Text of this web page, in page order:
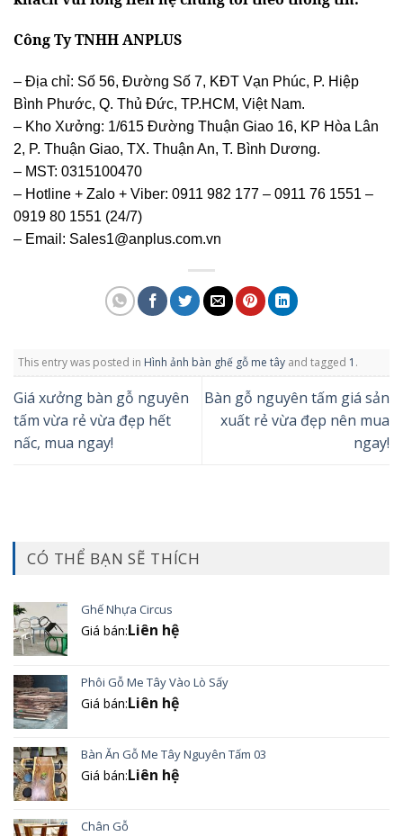
Công Ty TNHH ANPLUS
– Địa chỉ: Số 56, Đường Số 7, KĐT Vạn Phúc, P. Hiệp
Bình Phước, Q. Thủ Đức, TP.HCM, Việt Nam.
– Kho Xưởng: 1/615 Đường Thuận Giao 16, KP Hòa Lân
2, P. Thuận Giao, TX. Thuận An, T. Bình Dương.
– MST: 0315100470
– Hotline + Zalo + Viber: 0911 982 177 – 0911 76 1551 –
0919 80 1551 (24/7)
– Email: Sales1@anplus.com.vn
This entry was posted in Hình ảnh bàn ghế gỗ me tây and tagged 1 .
Giá xưởng bàn gỗ nguyên
tấm vừa rẻ vừa đẹp hết
nấc, mua ngay!
Bàn gỗ nguyên tấm giá sản
xuất rẻ vừa đẹp nên mua
ngay!
CÓ THỂ BẠN SẼ THÍCH
Ghế Nhựa Circus
Giá bán:Liên hệ
Phôi Gỗ Me Tây Vào Lò Sấy
Giá bán:Liên hệ
Bàn Ăn Gỗ Me Tây Nguyên Tấm 03
Giá bán:Liên hệ
Chân Gỗ